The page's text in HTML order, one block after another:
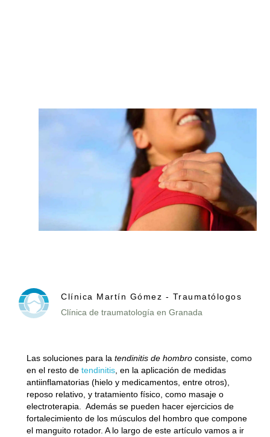
Clínica Martín Gómez - Traumatólogos
Clínica de traumatología en Granada
Las soluciones para la tendinitis de hombroconsiste, como
en el resto de tendinitis, en la aplicación de medidas
antiinflamatorias (hielo y medicamentos, entre otros),
reposo relativo, y tratamiento físico, como masaje o
electroterapia. Además se pueden hacer ejercicios de
fortalecimiento de los músculos del hombro que compone
el manguito rotador. A lo largo de este artículo vamos a ir